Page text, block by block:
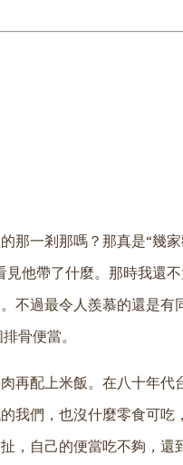
那一剎那嗎？那真是“幾
他帶了什麼。那時我還
不過最令人羨慕的還是有
骨便當。
再配上米飯。在八十年代
我們，也沒什麼零食可吃
，自己的便當吃不夠，還